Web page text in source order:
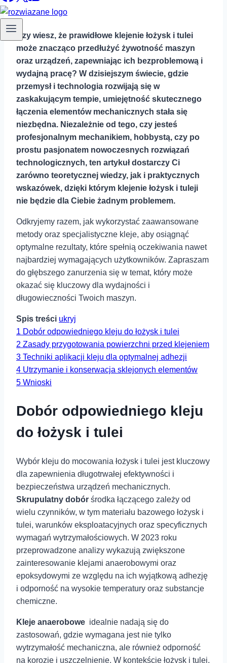
Czy wiesz, że prawidłowe klejenie łożysk i tulei
może znacząco przedłużyć żywotność maszyn
oraz urządzeń, zapewniając ich bezproblemową i
wydajną pracę? W ‍dzisiejszym świecie, ⁤gdzie
przemysł i technologia rozwijają się w
zaskakującym tempie, umiejętność skutecznego
łączenia elementów mechanicznych stała się
niezbędna. Niezależnie od ⁤tego, czy jesteś
profesjonalnym mechanikiem, hobbystą, czy po
‍prostu pasjonatem nowoczesnych rozwiązań
technologicznych, ten artykuł dostarczy Ci
zarówno teoretycznej wiedzy, jak i praktycznych
‍wskazówek, dzięki którym klejenie łożysk i tuleji
nie będzie dla Ciebie żadnym problemem.
Odkryjemy razem,⁣ jak wykorzystać zaawansowane
metody oraz specjalistyczne kleje, aby osiągnąć
optymalne rezultaty, które spełnią oczekiwania nawet
najbardziej wymagających użytkowników. Zapraszam
do głębszego zanurzenia się w temat, który ⁤może
okazać się kluczowy dla wydajności i
długowieczności Twoich maszyn.
Spis treści ukryj
1 Dobór odpowiedniego kleju do łożysk i tulei
2 Zasady przygotowania powierzchni przed klejeniem
3 Techniki aplikacji kleju dla optymalnej adhezji
4 Utrzymanie i konserwacja sklejonych elementów
5 Wnioski
Dobór odpowiedniego kleju
do łożysk i tulei
Wybór kleju do mocowania łożysk i tulei jest ⁤kluczowy
dla zapewnienia długotrwałej efektywności i‍
bezpieczeństwa urządzeń ⁣mechanicznych.
Skrupulatny dobór środka łączącego⁣ zależy od
wielu czynników, w tym materiału ⁣bazowego łożysk i
tulei, warunków eksploatacyjnych oraz specyficznych
wymagań wytrzymałościowych. W 2023 roku
⁤przeprowadzone analizy⁣ wykazują zwiększone
zainteresowanie klejami anaerobowymi oraz
epoksydowymi ze względu na ich wyjątkową adhezję
i odporność na wysokie ‍temperatury oraz substancje
chemiczne.
Kleje anaerobowe ⁤ idealnie nadają się do
zastosowań, gdzie wymagana jest ⁣nie tylko
wytrzymałość mechaniczna, ale również odporność
na korozję i uszczelnienie. W kontekście łożysk i tulei,